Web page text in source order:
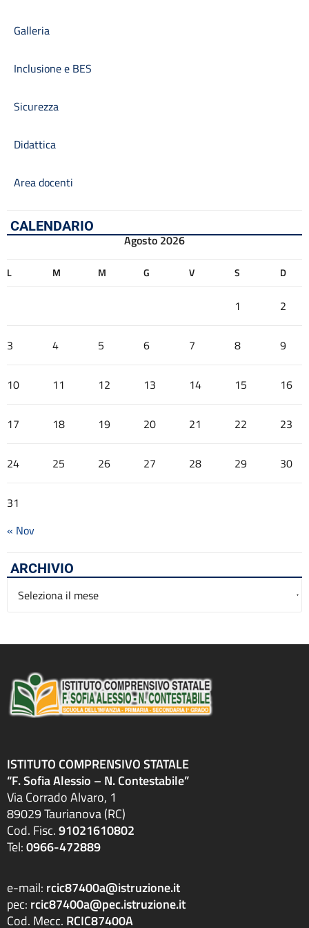
Galleria
Inclusione e BES
Sicurezza
Didattica
Area docenti
CALENDARIO
Agosto 2026
L M M G V S D
1 2
3 4 5 6 7 8 9
10 11 12 13 14 15 16
17 18 19 20 21 22 23
24 25 26 27 28 29 30
31
« Nov
ARCHIVIO
Archivio
ISTITUTO COMPRENSIVO STATALE
“F. Sofia Alessio – N. Contestabile”
Via Corrado Alvaro, 1
89029 Taurianova (RC)
Cod. Fisc.91021610802
Tel:0966-472889
e-mail: rcic87400a@istruzione.it
pec: rcic87400a@pec.istruzione.it
Cod. Mecc. RCIC87400A